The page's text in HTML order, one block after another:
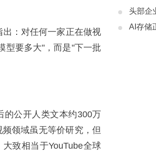
：对任何一家正在做视
型要多大"，而是"下一批
公开人类文本约300万
领域虽无等价研究，但
致相当于YouTube全球
头部企
AI存储